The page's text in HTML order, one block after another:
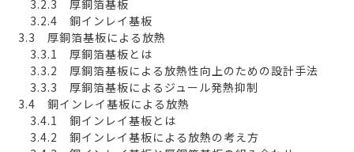
3.2.3 厚銅箔基板
3.2.4 銅インレイ基板
3.3 厚銅箔基板による放熱
3.3.1 厚銅箔基板とは
3.3.2 厚銅箔基板による放熱性向上のための設計手法
3.3.3 厚銅箔基板によるジュール発熱抑制
3.4 銅インレイ基板による放熱
3.4.1 銅インレイ基板とは
3.4.2 銅インレイ基板による放熱の考え方